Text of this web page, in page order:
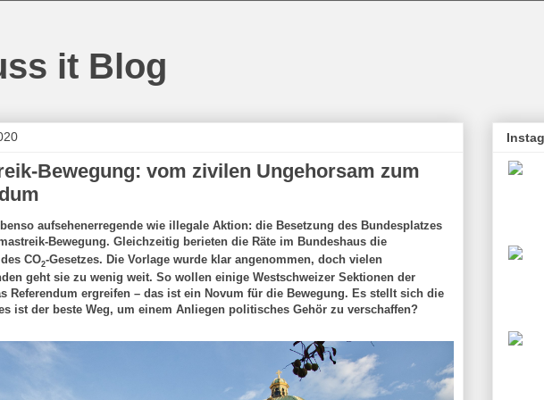
it Blog
Bewegung: vom zivilen Ungehorsam zum
aufsehenerregende wie illegale Aktion: die Besetzung des Bundesplatzes
Bewegung. Gleichzeitig berieten die Räte im Bundeshaus die
CO2-Gesetzes. Die Vorlage wurde klar angenommen, doch vielen
geht sie zu wenig weit. So wollen einige Westschweizer Sektionen der
Referendum ergreifen – das ist ein Novum für die Bewegung. Es stellt sich die
ist der beste Weg, um einem Anliegen politisches Gehör zu verschaffen?